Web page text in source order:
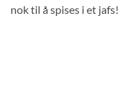
nok til å spises i et jafs!